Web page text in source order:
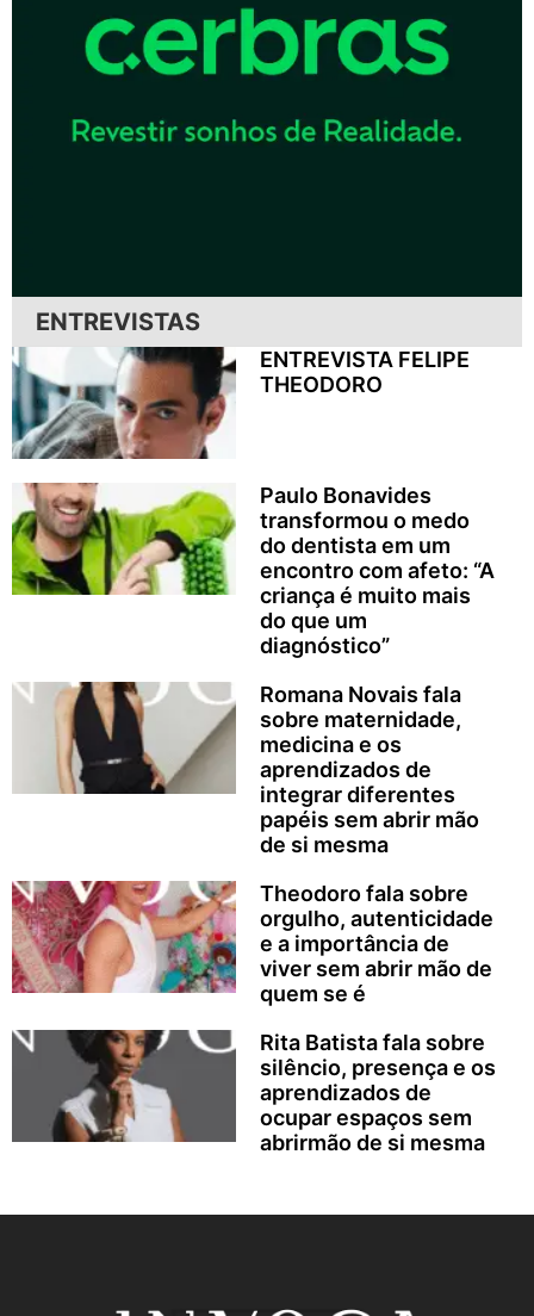
ENTREVISTAS
ENTREVISTA FELIPE
THEODORO
Paulo Bonavides
transformou o medo
do dentista em um
encontro com afeto: “A
criança é muito mais
do que um
diagnóstico”
Romana Novais fala
sobre maternidade,
medicina e os
aprendizados de
integrar diferentes
papéis sem abrir mão
de si mesma
Theodoro fala sobre
orgulho, autenticidade
e a importância de
viver sem abrir mão de
quem se é
Rita Batista fala sobre
silêncio, presença e os
aprendizados de
ocupar espaços sem
abrirmão de si mesma